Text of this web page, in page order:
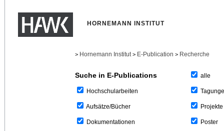
HORNEMANN INSTITUT
> Hornemann Institut > E-Publication > Recherche
Suche in E-Publications
Hochschularbeiten
Aufsätze/Bücher
Dokumentationen
alle
Projekte
Poster